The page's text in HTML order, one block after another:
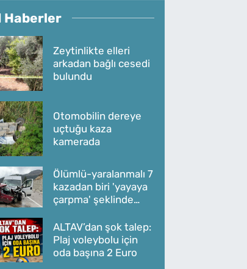
Haberler
Zeytinlikte elleri
arkadan bağlı cesedi
bulundu
Otomobilin dereye
uçtuğu kaza
kamerada
Ölümlü-yaralanmalı 7
kazadan biri 'yayaya
çarpma' şeklinde
ALTAV’dan şok talep:
Plaj voleybolu için
oda başına 2 Euro